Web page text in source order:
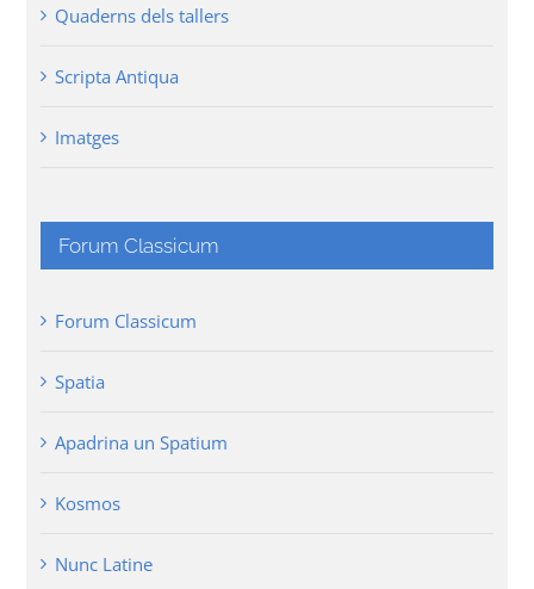
Quaderns dels tallers
Scripta Antiqua
Imatges
Forum Classicum
Forum Classicum
Spatia
Apadrina un Spatium
Kosmos
Nunc Latine